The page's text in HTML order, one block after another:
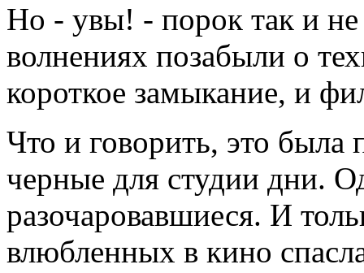
Но - увы! - порок так и
волнениях позабыли о
короткое замыкание, и
Что и говорить, это была
черные для студии дни.
разочаровавшиеся. И
влюбленных в кино